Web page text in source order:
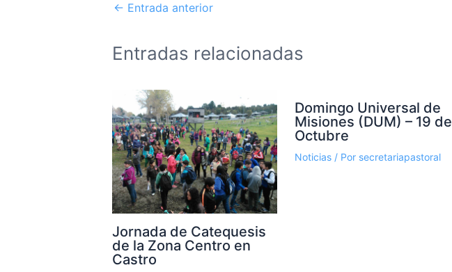
← Entrada anterior
Entradas relacionadas
Jornada de Catequesis
de la Zona Centro en
Castro
Domingo Universal de
Misiones (DUM) – 19 de
Octubre
Noticias/ Por secretariapastoral